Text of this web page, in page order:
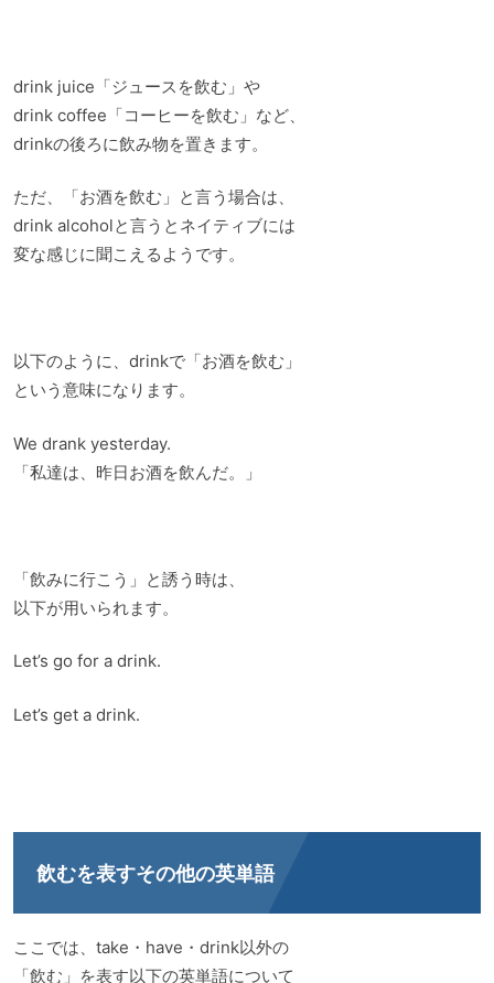
drink juice「ジュースを飲む」や
drink coffee「コーヒーを飲む」など、
drinkの後ろに飲み物を置きます。
ただ、「お酒を飲む」と言う場合は、
drink alcoholと言うとネイティブには
変な感じに聞こえるようです。
以下のように、drinkで「お酒を飲む」
という意味になります。
We drank yesterday.
「私達は、昨日お酒を飲んだ。」
「飲みに行こう」と誘う時は、
以下が用いられます。
Let’s go for a drink.
Let’s get a drink.
飲むを表すその他の英単語
ここでは、take・have・drink以外の
「飲む」を表す以下の英単語について